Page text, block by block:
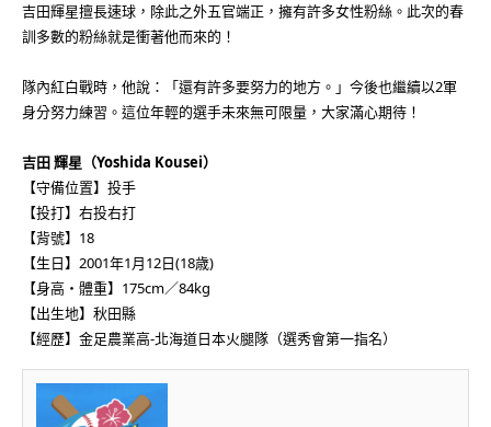
吉田輝星擅長速球，除此之外五官端正，擁有許多女性粉絲。此次的春
訓多數的粉絲就是衝著他而來的！
隊內紅白戰時，他說：「還有許多要努力的地方。」今後也繼續以2軍
身分努力練習。這位年輕的選手未來無可限量，大家滿心期待！
吉田 輝星（Yoshida Kousei）
【守備位置】投手
【投打】右投右打
【背號】18
【生日】2001年1月12日(18歳)
【身高・體重】175cm／84kg
【出生地】秋田縣
【經歷】金足農業高-北海道日本火腿隊（選秀會第一指名）